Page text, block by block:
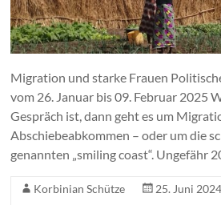
Migration und starke Frauen
vom 26. Januar bis 09. Februar 2025
Gespräch ist, dann geht es um
Abschiebeabkommen – oder um die
genannten „smiling coast“. Ungefähr
Korbinian Schütze
25. Juni 2024